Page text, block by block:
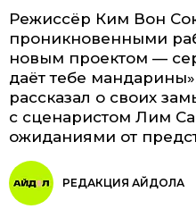
Режиссёр Ким Вон
проникновенными
новым проектом —
даёт тебе
рассказал о своих
с сценаристом Лим
ожиданиями от
РЕДАКЦИЯ АЙДОЛА